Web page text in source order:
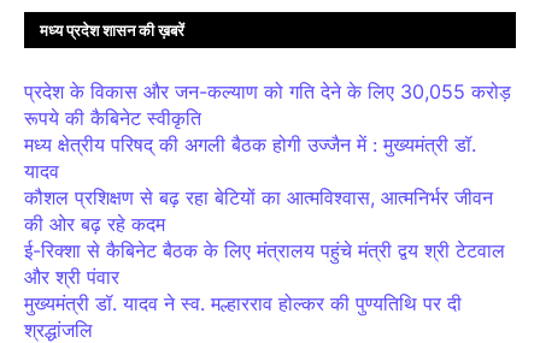
मध्य प्रदेश शासन की ख़बरें
प्रदेश के विकास और जन-कल्याण को गति देने के लिए 30,055 करोड़
रूपये की कैबिनेट स्वीकृति
मध्य क्षेत्रीय परिषद् की अगली बैठक होगी उज्जैन में : मुख्यमंत्री डॉ.
यादव
कौशल प्रशिक्षण से बढ़ रहा बेटियों का आत्मविश्वास, आत्मनिर्भर जीवन
की ओर बढ़ रहे कदम
ई-रिक्शा से कैबिनेट बैठक के लिए मंत्रालय पहुंचे मंत्री द्वय श्री टेटवाल
और श्री पंवार
मुख्यमंत्री डॉ. यादव ने स्व. मल्हारराव होल्कर की पुण्यतिथि पर दी
श्रद्धांजलि